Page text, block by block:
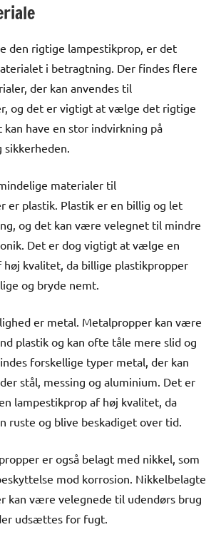
den rigtige lampestikprop, er det
i betragtning. Der findes flere
der kan anvendes til
og det er vigtigt at vælge det rigtige
kan have en stor indvirkning på
sikkerheden.
materialer til
er plastik. Plastik er en billig og let
og det kan være velegnet til mindre
Det er dog vigtigt at vælge en
høj kvalitet, da billige plastikpropper
og bryde nemt.
er metal. Metalpropper kan være
plastik og kan ofte tåle mere slid og
forskellige typer metal, der kan
stål, messing og aluminium. Det er
lampestikprop af høj kvalitet, da
ruste og blive beskadiget over tid.
er også belagt med nikkel, som
mod korrosion. Nikkelbelagte
kan være velegnede til udendørs brug
udsættes for fugt.